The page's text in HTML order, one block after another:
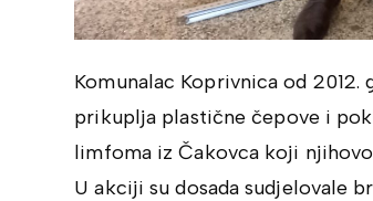
Komunalac Koprivnica od
prikuplja plastične čepove i
limfoma iz Čakovca koji
U akciji su dosada sudjelovale